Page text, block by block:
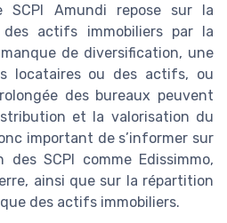
SCPI Amundi repose sur la
actifs immobiliers par la
de diversification, une
locataires ou des actifs, ou
des bureaux peuvent
et la valorisation du
important de s’informer sur
SCPI comme Edissimmo,
ainsi que sur la répartition
des actifs immobiliers.